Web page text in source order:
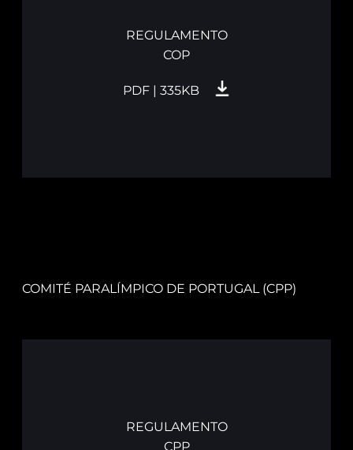
REGULAMENTO
COP
PDF | 335KB
COMITÉ PARALÍMPICO DE PORTUGAL (CPP)
REGULAMENTO
CPP